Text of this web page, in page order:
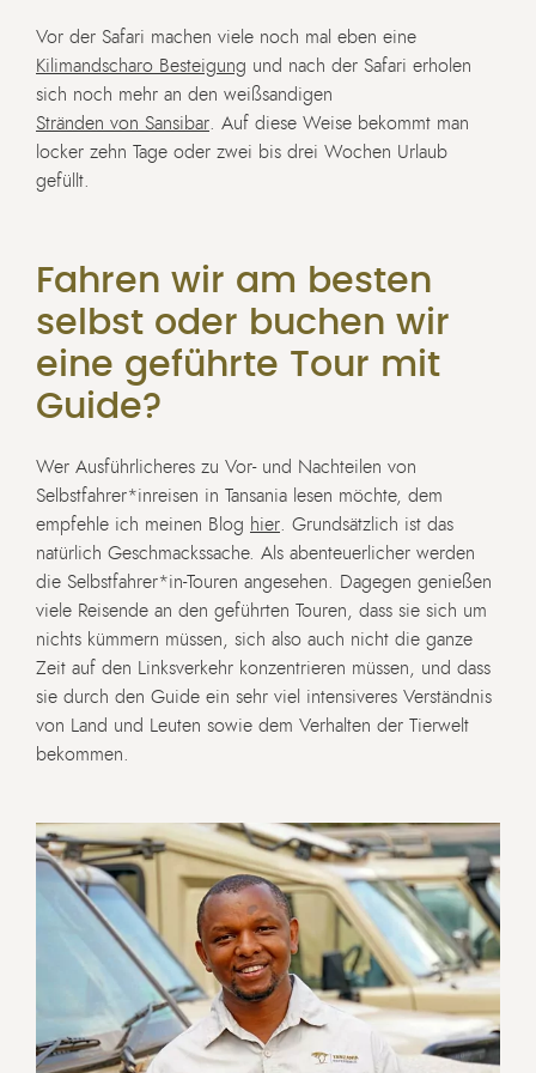
Vor der Safari machen viele noch mal eben eine
Kilimandscharo Besteigung und nach der Safari erholen
sich noch mehr an den weißsandigen
Stränden von Sansibar. Auf diese Weise bekommt man
locker zehn Tage oder zwei bis drei Wochen Urlaub
gefüllt.
Fahren wir am besten
selbst oder buchen wir
eine geführte Tour mit
Guide?
Wer Ausführlicheres zu Vor- und Nachteilen von
Selbstfahrer*inreisen in Tansania lesen möchte, dem
empfehle ich meinen Blog hier. Grundsätzlich ist das
natürlich Geschmackssache. Als abenteuerlicher werden
die Selbstfahrer*in-Touren angesehen. Dagegen genießen
viele Reisende an den geführten Touren, dass sie sich um
nichts kümmern müssen, sich also auch nicht die ganze
Zeit auf den Linksverkehr konzentrieren müssen, und dass
sie durch den Guide ein sehr viel intensiveres Verständnis
von Land und Leuten sowie dem Verhalten der Tierwelt
bekommen.